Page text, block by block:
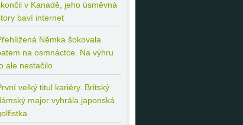
v Kanadě, jeho úsměvná
baví internet
Němka šokovala
na osmnáctce. Na výhru
ale nestačilo
velký titul kariéry. Britský
major vyhrála japonská